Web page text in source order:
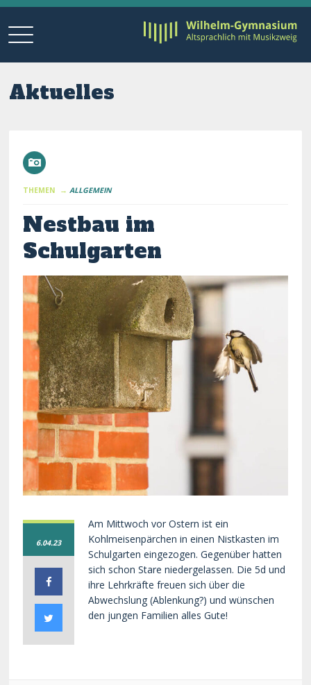
Aktuelles
THEMEN → ALLGEMEIN
Nestbau im
Schulgarten
6.04.23
Am Mittwoch vor Ostern ist ein
Kohlmeisenpärchen in einen Nistkasten im
Schulgarten eingezogen. Gegenüber hatten
sich schon Stare niedergelassen. Die 5d und
ihre Lehrkräfte freuen sich über die
Abwechslung (Ablenkung?) und wünschen
den jungen Familien alles Gute!